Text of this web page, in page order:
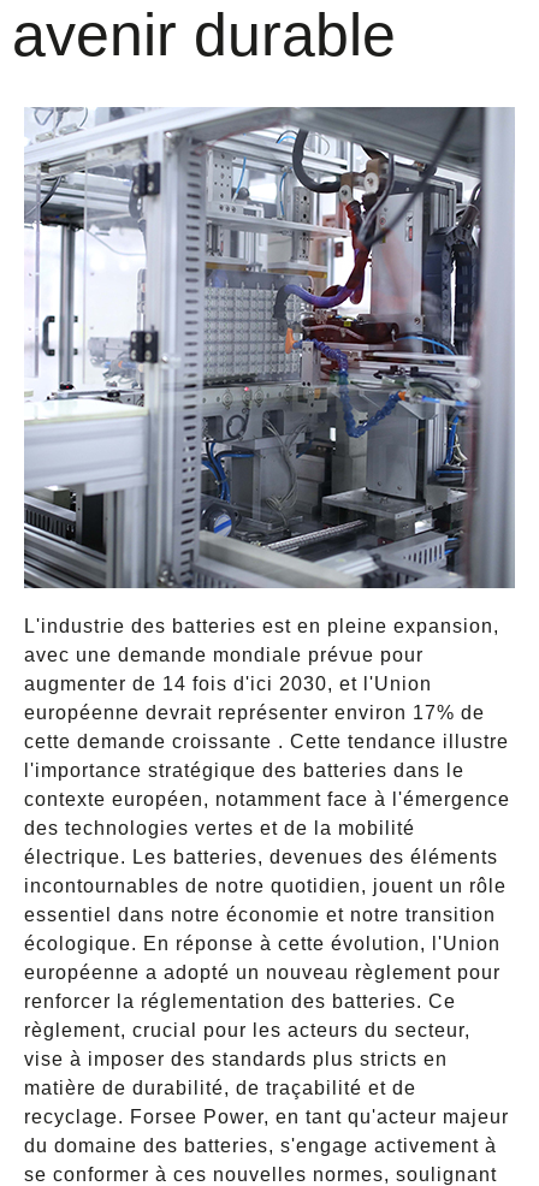
avenir durable
L'industrie des batteries est en pleine expansion,
avec une demande mondiale prévue pour
augmenter de 14 fois d'ici 2030, et l'Union
européenne devrait représenter environ 17% de
cette demande croissante . Cette tendance illustre
l'importance stratégique des batteries dans le
contexte européen, notamment face à l'émergence
des technologies vertes et de la mobilité
électrique. Les batteries, devenues des éléments
incontournables de notre quotidien, jouent un rôle
essentiel dans notre économie et notre transition
écologique. En réponse à cette évolution, l'Union
européenne a adopté un nouveau règlement pour
renforcer la réglementation des batteries. Ce
règlement, crucial pour les acteurs du secteur,
vise à imposer des standards plus stricts en
matière de durabilité, de traçabilité et de
recyclage. Forsee Power, en tant qu'acteur majeur
du domaine des batteries, s'engage activement à
se conformer à ces nouvelles normes, soulignant